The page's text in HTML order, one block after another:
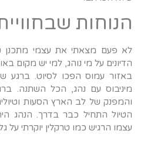
הנוחות
לא פעם מצאתי את עצמי מתכנן
הדיונים על מי נוהג, למי יש מקום
באזור עמוס הפכו לסיוט. ברגע
מיניבוס עם נהג, הכל השתנה.
והמפנק של לב הארץ הסעות
הטיול התחיל כבר בדרך. הנהג
עצמו הרגיש כמו טרקלין יוקרתי על